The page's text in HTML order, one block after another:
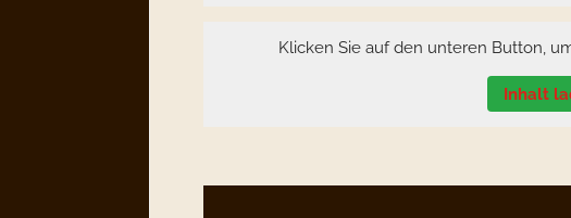
Klicken Sie auf den unteren Button,
Inhalt